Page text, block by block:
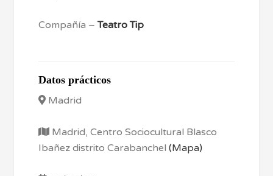
Compañía –Teatro Tip
Datos prácticos
Madrid
Madrid, Centro Sociocultural Blasco
Ibañez distrito Carabanchel(Mapa)